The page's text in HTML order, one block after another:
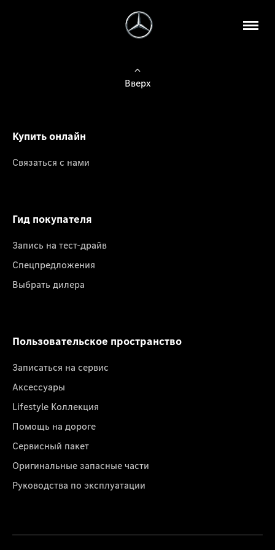
Вверх
Купить онлайн
Связаться с нами
Гид покупателя
Запись на тест-драйв
Спецпредложения
Выбрать дилера
Пользовательское пространство
Записаться на сервис
Аксессуары
Lifestyle Коллекция
Помощь на дороге
Сервисный пакет
Оригинальные запасные части
Руководства по эксплуатации